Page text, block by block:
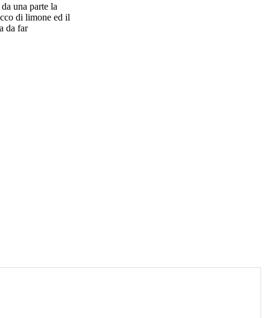
una parte la
di limone ed il
da far